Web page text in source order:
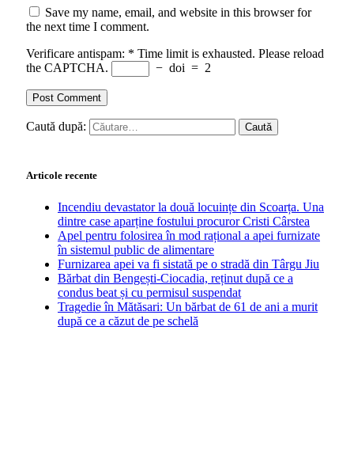
Save my name, email, and website in this browser for
the next time I comment.
Verificare antispam: * Time limit is exhausted. Please reload
the CAPTCHA.
− doi = 2
Caută după:
Articole recente
Incendiu devastator la două locuințe din Scoarța. Una
dintre case aparține fostului procuror Cristi Cârstea
Apel pentru folosirea în mod rațional a apei furnizate
în sistemul public de alimentare
Furnizarea apei va fi sistată pe o stradă din Târgu Jiu
Bărbat din Bengești-Ciocadia, reținut după ce a
condus beat și cu permisul suspendat
Tragedie în Mătăsari: Un bărbat de 61 de ani a murit
după ce a căzut de pe schelă